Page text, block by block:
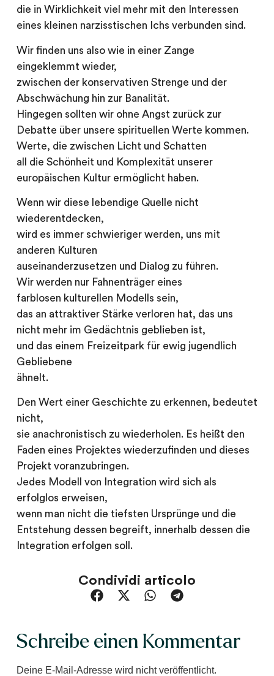
die in Wirklichkeit viel mehr mit den Interessen
eines kleinen narzisstischen Ichs verbunden sind.
Wir finden uns also wie in einer Zange
eingeklemmt wieder,
zwischen der konservativen Strenge und der
Abschwächung hin zur Banalität.
Hingegen sollten wir ohne Angst zurück zur
Debatte über unsere spirituellen Werte kommen.
Werte, die zwischen Licht und Schatten
all die Schönheit und Komplexität unserer
europäischen Kultur ermöglicht haben.
Wenn wir diese lebendige Quelle nicht
wiederentdecken,
wird es immer schwieriger werden, uns mit
anderen Kulturen
auseinanderzusetzen und Dialog zu führen.
Wir werden nur Fahnenträger eines
farblosen kulturellen Modells sein,
das an attraktiver Stärke verloren hat, das uns
nicht mehr im Gedächtnis geblieben ist,
und das einem Freizeitpark für ewig jugendlich
Gebliebene
ähnelt.
Den Wert einer Geschichte zu erkennen, bedeutet
nicht,
sie anachronistisch zu wiederholen. Es heißt den
Faden eines Projektes wiederzufinden und dieses
Projekt voranzubringen.
Jedes Modell von Integration wird sich als
erfolglos erweisen,
wenn man nicht die tiefsten Ursprünge und die
Entstehung dessen begreift, innerhalb dessen die
Integration erfolgen soll.
Condividi articolo
Schreibe einen Kommentar
Deine E-Mail-Adresse wird nicht veröffentlicht.